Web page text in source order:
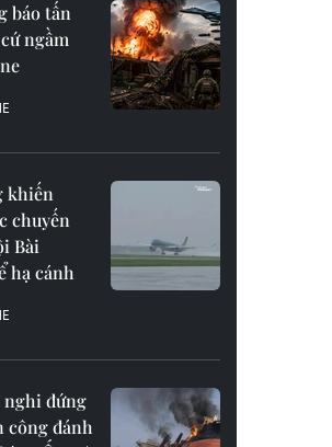
báo tấn
ngầm
khiến
chuyến
Bài
hạ cánh
đứng
công đánh